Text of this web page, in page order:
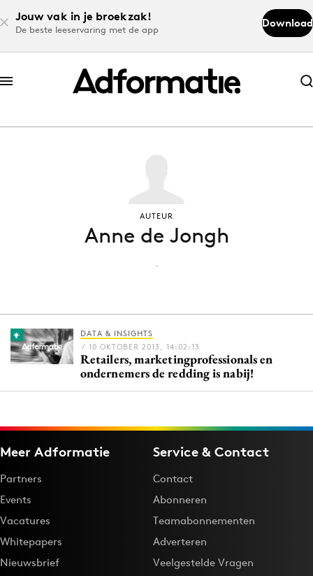
Jouw vak in je broekzak!
De beste leeservaring met de app
Download
Abonneer nu
Abonneer nu
Download de app
Volg het laatste nieuws via de Adformatie
Menu
Adverteren
Events
Opleidingen
Vacatures
Academy
Partners
AUTEUR
Anne de Jongh
-
DATA & INSIGHTS
/ 10 OKTOBER 2013, 14:02:13
Retailers, marketingprofessionals en
ondernemers de redding is nabij!
Meer Adformatie
Partners
Events
Vacatures
Whitepapers
Nieuwsbrief
Service & Contact
Contact
Abonneren
Teamabonnementen
Adverteren
Veelgestelde Vragen